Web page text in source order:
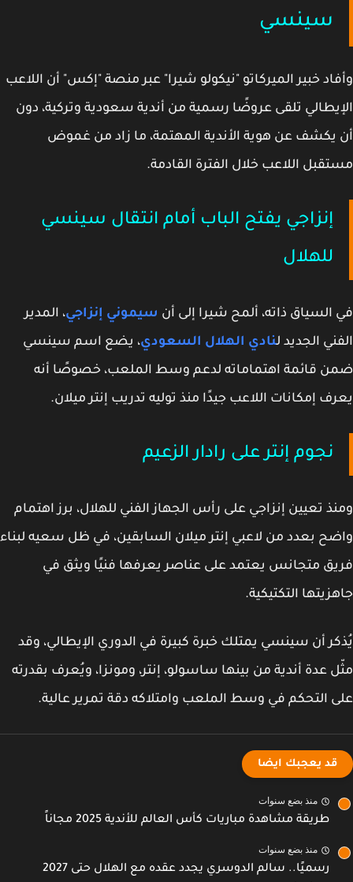
سينسي
خبير الميركاتو "نيكولو شيرا" عبر منصة "إكس" أن اللاعب
تلقىعروضًا رسمية من أندية سعودية وتركية، دون
يكشف عن هوية الأندية المهتمة، ما زاد من غموض
اللاعب خلال الفترة القادمة.
إنزاجي يفتح الباب أمام انتقال سينسي
للهلال
السياق ذاته، ألمح شيرا إلى أنسيموني إنزاجي، المدير
الجديد لنادي الهلال السعودي، يضع اسم سينسي
قائمة اهتماماته لدعم وسط الملعب، خصوصًا أنه
إمكانات اللاعب جيدًا منذ توليه تدريب إنتر ميلان.
نجوم إنتر على رادار الزعيم
تعيين إنزاجي على رأس الجهاز الفني للهلال، برز اهتمام
بعدد من لاعبي إنتر ميلان السابقين، في ظل سعيه لبناء
متجانس يعتمد على عناصر يعرفها فنيًا ويثق في
التكتيكية.
أن سينسي يمتلك خبرة كبيرة في الدوري الإيطالي، وقد
عدة أندية من بينها ساسولو، إنتر، ومونزا، ويُعرف بقدرته
التحكم في وسط الملعب وامتلاكه دقة تمرير عالية.
قد يعجبك ايضا
منذ بضع سنوات
طريقة مشاهدة مباريات كأس العالم للأندية 2025 مجاناً
منذ بضع سنوات
رسميًا.. سالم الدوسري يجدد عقده مع الهلال حتى 2027